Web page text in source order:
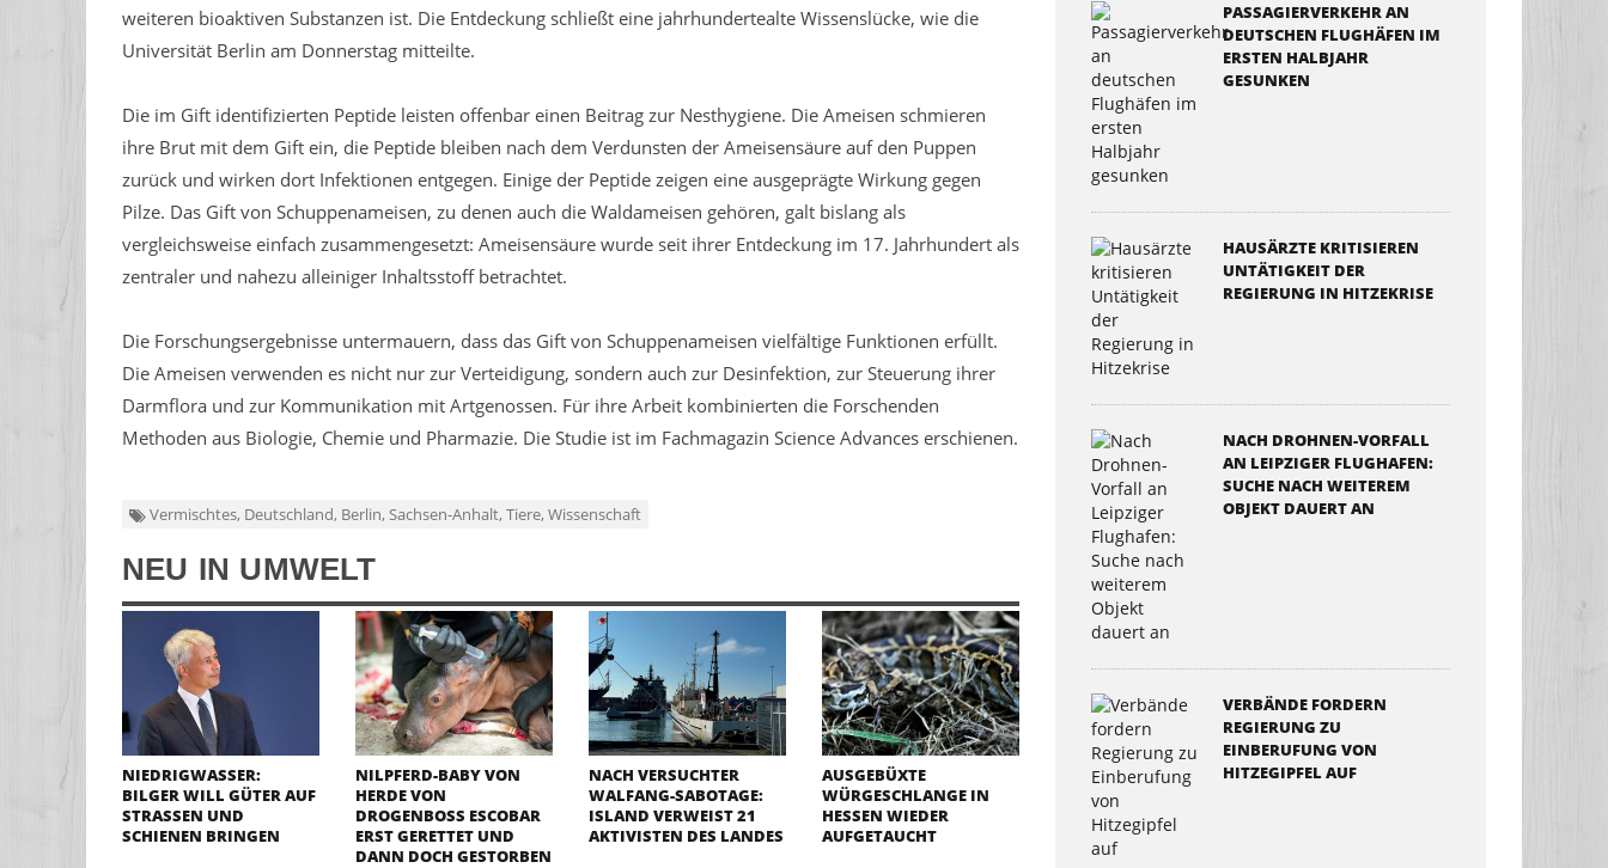
weiteren bioaktiven Substanzen ist. Die Entdeckung schließt eine jahrhundertealte Wissenslücke, wie die
Universität Berlin am Donnerstag mitteilte.
Die im Gift identifizierten Peptide leisten offenbar einen Beitrag zur Nesthygiene. Die Ameisen schmieren
ihre Brut mit dem Gift ein, die Peptide bleiben nach dem Verdunsten der Ameisensäure auf den Puppen
zurück und wirken dort Infektionen entgegen. Einige der Peptide zeigen eine ausgeprägte Wirkung gegen
Pilze. Das Gift von Schuppenameisen, zu denen auch die Waldameisen gehören, galt bislang als
vergleichsweise einfach zusammengesetzt: Ameisensäure wurde seit ihrer Entdeckung im 17. Jahrhundert als
zentraler und nahezu alleiniger Inhaltsstoff betrachtet.
Die Forschungsergebnisse untermauern, dass das Gift von Schuppenameisen vielfältige Funktionen erfüllt.
Die Ameisen verwenden es nicht nur zur Verteidigung, sondern auch zur Desinfektion, zur Steuerung ihrer
Darmflora und zur Kommunikation mit Artgenossen. Für ihre Arbeit kombinierten die Forschenden
Methoden aus Biologie, Chemie und Pharmazie. Die Studie ist im Fachmagazin Science Advances erschienen.
Vermischtes, Deutschland, Berlin, Sachsen-Anhalt, Tiere, Wissenschaft
NEU IN UMWELT
NIEDRIGWASSER:
BILGER WILL GÜTER AUF
STRASSEN UND S
CHIENEN BRINGEN
NILPFERD-BABY VON
HERDE VON
DROGENBOSS ESCOBAR
ERST GERETTET UND
DANN DOCH GESTORBEN
NACH VERSUCHTER
WALFANG-SABOTAGE:
ISLAND VERWEIST 21
AKTIVISTEN DES LANDES
AUSGEBÜXTE
WÜRGESCHLANGE IN
HESSEN WIEDER
AUFGETAUCHT
PASSAGIERVERKEHR AN
DEUTSCHEN FLUGHÄFEN IM
ERSTEN HALBJAHR
GESUNKEN
HAUSÄRZTE KRITISIEREN
UNTÄTIGKEIT DER
REGIERUNG IN HITZEKRISE
NACH DROHNEN-VORFALL
AN LEIPZIGER FLUGHAFEN:
SUCHE NACH WEITEREM
OBJEKT DAUERT AN
VERBÄNDE FORDERN
REGIERUNG ZU
EINBERUFUNG VON
HITZEGIPFEL AUF